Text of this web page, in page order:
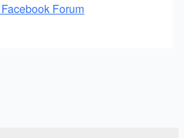
Forum